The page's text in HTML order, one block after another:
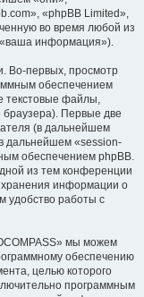
«phpBB Limited»,
во время любой из
«ваша информация»).
Во-первых, просмотр
обеспечением
текстовые файлы,
Первые две
(в дальнейшем
дальнейшем «session-
обеспечением phpBB.
из тем конференции
хранения информации о
удобство работы с
мы можем
обеспечению
целью которого
программным